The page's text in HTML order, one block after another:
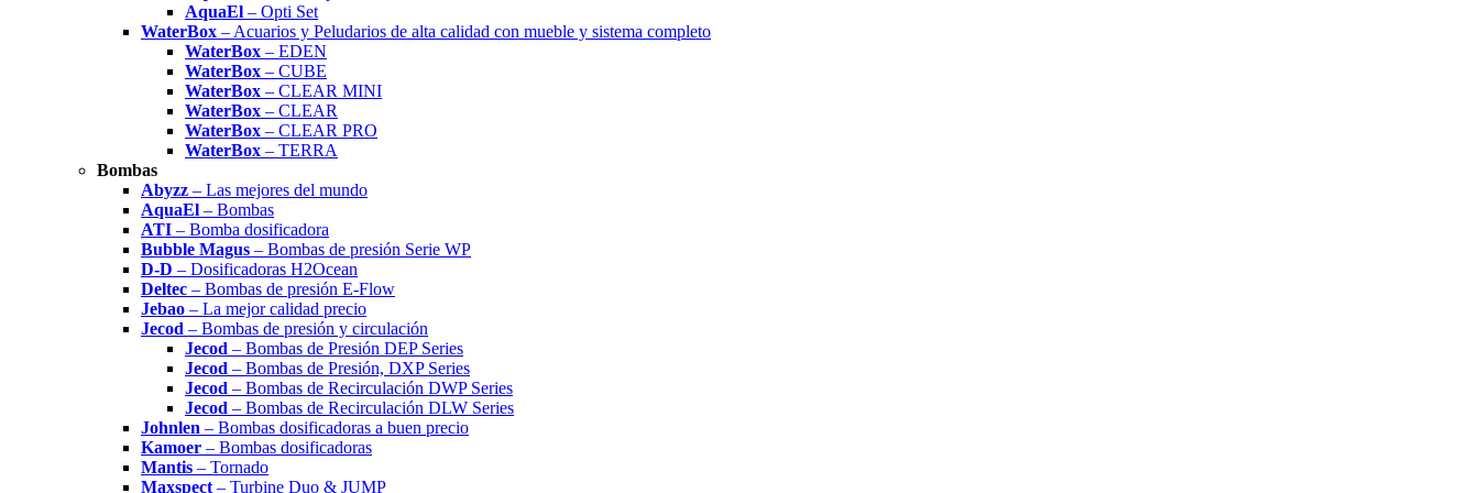
AquaEl – Opti Set
WaterBox – Acuarios y Peludarios de alta calidad con mueble y sistema completo
WaterBox – EDEN
WaterBox – CUBE
WaterBox – CLEAR MINI
WaterBox – CLEAR
WaterBox – CLEAR PRO
WaterBox – TERRA
Bombas
Abyzz – Las mejores del mundo
AquaEl – Bombas
ATI – Bomba dosificadora
Bubble Magus – Bombas de presión Serie WP
D-D – Dosificadoras H2Ocean
Deltec – Bombas de presión E-Flow
Jebao – La mejor calidad precio
Jecod – Bombas de presión y circulación
Jecod – Bombas de Presión DEP Series
Jecod – Bombas de Presión, DXP Series
Jecod – Bombas de Recirculación DWP Series
Jecod – Bombas de Recirculación DLW Series
Johnlen – Bombas dosificadoras a buen precio
Kamoer – Bombas dosificadoras
Mantis – Tornado
Maxspect – Turbine Duo & JUMP